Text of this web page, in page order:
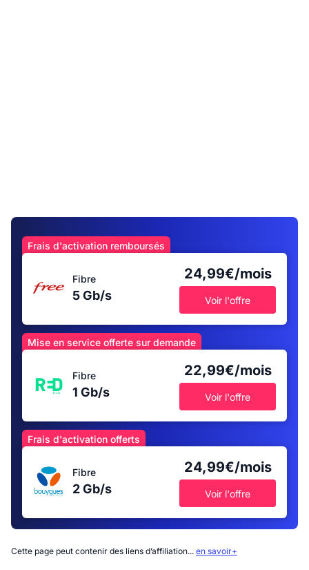
Frais d'activation remboursés
Fibre
5 Gb/s
24,99€/mois
Voir l'offre
Mise en service offerte sur demande
Fibre
1 Gb/s
22,99€/mois
Voir l'offre
Frais d'activation offerts
Fibre
2 Gb/s
24,99€/mois
Voir l'offre
Cette page peut contenir des liens d’affiliation... en savoir+